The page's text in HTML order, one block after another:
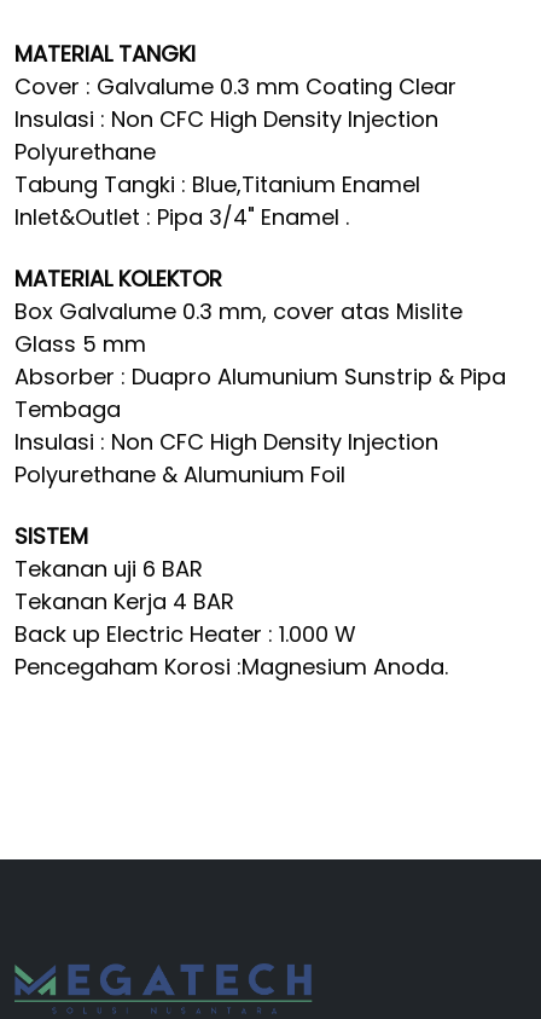
MATERIAL TANGKI
Cover : Galvalume 0.3 mm Coating Clear
Insulasi : Non CFC High Density Injection
Polyurethane
Tabung Tangki : Blue,Titanium Enamel
Inlet&Outlet : Pipa 3/4" Enamel .
MATERIAL KOLEKTOR
Box Galvalume 0.3 mm, cover atas Mislite
Glass 5 mm
Absorber : Duapro Alumunium Sunstrip & Pipa
Tembaga
Insulasi : Non CFC High Density Injection
Polyurethane & Alumunium Foil
SISTEM
Tekanan uji 6 BAR
Tekanan Kerja 4 BAR
Back up Electric Heater : 1.000 W
Pencegaham Korosi :Magnesium Anoda.